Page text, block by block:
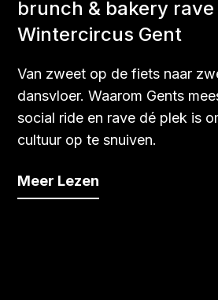
brunch & bakery rave
Wintercircus Gent
Van zweet op de fiets naar
dansvloer. Waarom Gents
social ride en rave dé plek is
cultuur op te snuiven.
Meer Lezen